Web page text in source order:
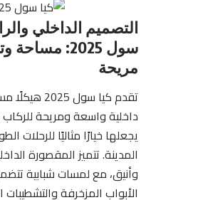
التصميم الداخلي
سول 2025:
مريحة
تقدمكيا سول 2025
هيكلًا
داخلية واسعة ومريحة
يجعلها خيارًا مثاليًا للرحلات
المدينة. تتميز المقصورة
وأنيق، مع لمسات شبابية
الأبواب المزخرفة